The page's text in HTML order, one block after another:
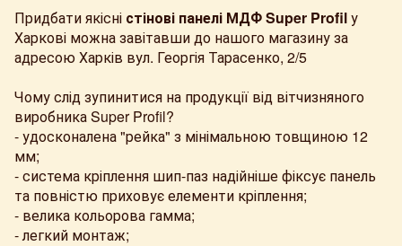
Придбати якісні стінові панелі МДФ Super Profilу
Харкові можна завітавши до нашого магазину за
адресою Харків вул. Георгія Тарасенко, 2/5
Чому слід зупинитися на продукції від вітчизняного
виробника Super Profil?
- удосконалена "рейка" з мінімальною товщиною 12
мм;
- система кріплення шип-паз надійніше фіксує панель
та повністю приховує елементи кріплення;
- велика кольорова гамма;
- легкий монтаж;